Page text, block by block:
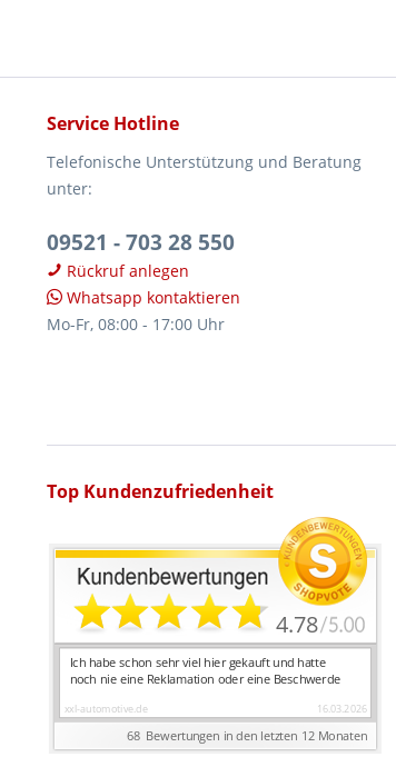
Service Hotline
Telefonische Unterstützung und Beratung
unter:
09521 - 703 28 550
Rückruf anlegen
Whatsapp kontaktieren
Mo-Fr, 08:00 - 17:00 Uhr
Top Kundenzufriedenheit